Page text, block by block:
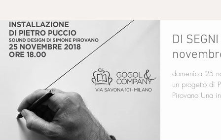
DI
domenica 25
un progetto di Pietro Puccio
Pirovano Una